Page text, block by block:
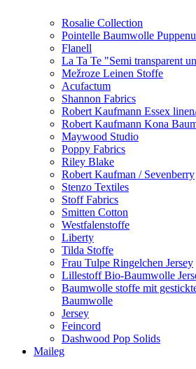
Rosalie Collection
Pointelle Baumwolle
Flanell
La Ta Te "Semi transparent
Mežroze Leinen Stoffe
Acufactum
Shannon Fabrics
Robert Kaufmann Essex
Robert Kaufmann Kona
Maywood Studio
Poppy Fabrics
Riley Blake
Robert Kaufman / Sevenberry
Stenzo Textiles
Stoff Fabrics
Smitten Cotton
Westfalenstoffe
Liberty
Tilda Stoffe
Frau Tulpe Ringelchen Jersey
Lillestoff Bio-Baumwolle
Baumwolle stoffe mit
Baumwolle
Jersey
Feincord
Dashwood Pop Solids
Maileg